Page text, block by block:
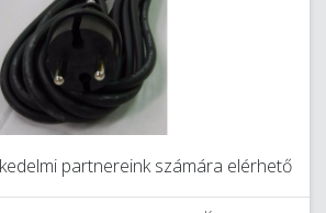
partnereink számára elérhető